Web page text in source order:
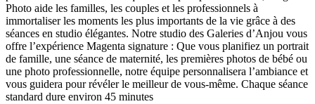
Photo aide les familles, les couples et les professionnels à
immortaliser les moments les plus importants de la vie grâce à des
séances en studio élégantes. Notre studio des Galeries d’Anjou vous
offre l’expérience Magenta signature : Que vous planifiez un portrait
de famille, une séance de maternité, les premières photos de bébé ou
une photo professionnelle, notre équipe personnalisera l’ambiance et
vous guidera pour révéler le meilleur de vous-même. Chaque séance
standard dure environ 45 minutes